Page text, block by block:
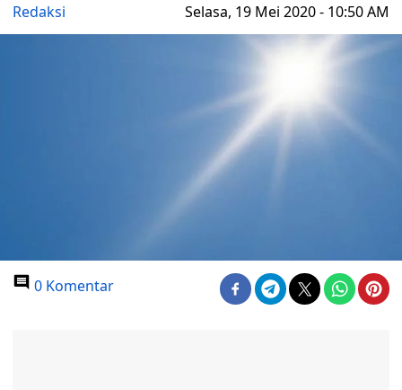
Redaksi Selasa, 19 Mei 2020 - 10:50 AM
0 Komentar